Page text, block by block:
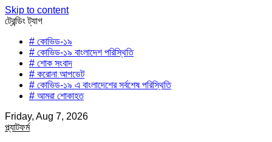
Skip to content
ট্রেন্ডিং ট্যাগ
# কোভিড-১৯
# কোভিড-১৯ বাংলাদেশ পরিস্থিতি
# শোক সংবাদ
# করোনা আপডেট
# কোভিড-১৯ এ বাংলাদেশের সর্বশেষ পরিস্থিতি
# আমরা শোকাহত
Friday, Aug 7, 2026
প্ল্যাটফর্ম